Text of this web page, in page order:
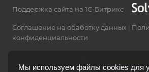
Поддержка сайта на 1С-Битрикс
Соглашение на обаботку данных
конфиденциальности
Мы используем файлы cookies для